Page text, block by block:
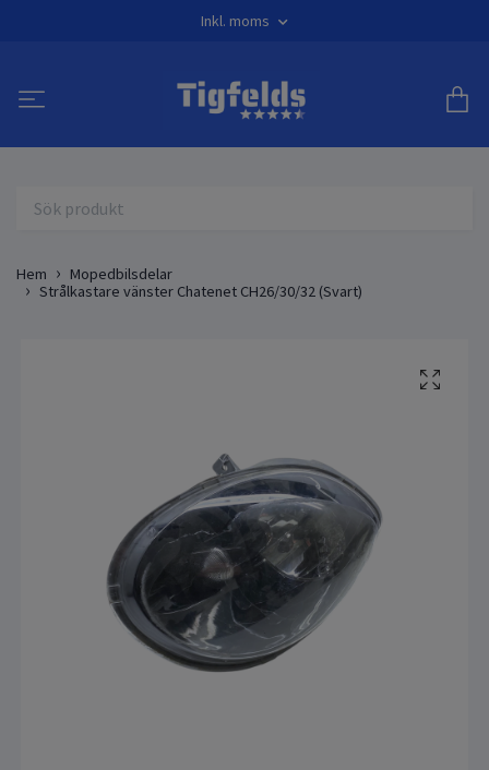
Inkl. moms
Hem
Mopedbilsdelar
Strålkastare vänster Chatenet CH26/30/32 (Svart)